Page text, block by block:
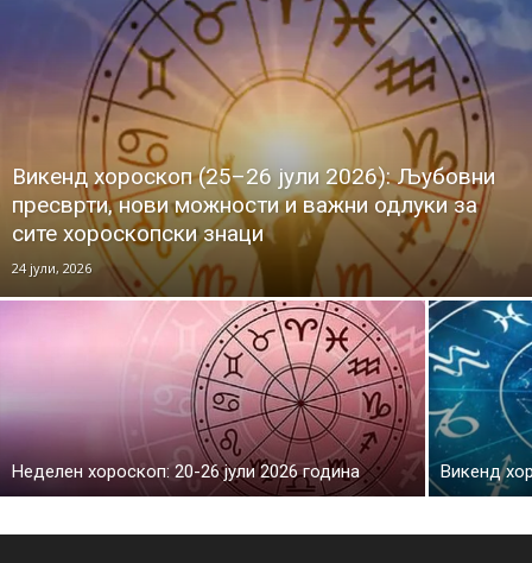
Викенд хороскоп (25–26 јули 2026): Љубовни
пресврти, нови можности и важни одлуки за
сите хороскопски знаци
24 јули, 2026
Неделен хороскоп: 20-26 јули 2026 година Викенд